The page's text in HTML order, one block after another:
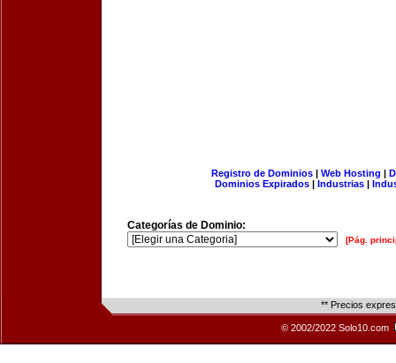
Registro de Dominios| Web Hosting |
Dominios Expirados | Industrias |
Categorías de Dominio:
[Pág.
** Precios
© 2002/2022 Solo10.com